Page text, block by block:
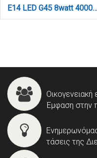
E14 LED G45 8watt 4000K Φυσικό Λευκό (7.14.08.14.2)
Έμφαση στην
τάσεις της